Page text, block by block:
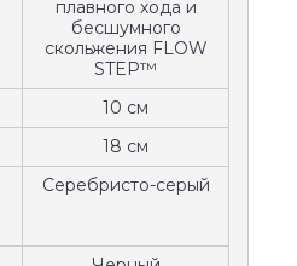
плавного хода и
бесшумного
скольжения FLOW
STEP™
10 см
18 см
Серебристо-серый